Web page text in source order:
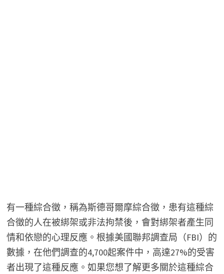
有一種綜合徵，稱為斯德哥爾摩綜合徵，患有這種綜
合徵的人在被綁架或非法拘禁後，會對綁架者產生同
情和依戀的心理反應。根據美國聯邦調查局（FBI）的
數據，在他們調查的4,700起案件中，高達27%的受害
者出現了這種反應。如果您想了解更多關於這種綜合